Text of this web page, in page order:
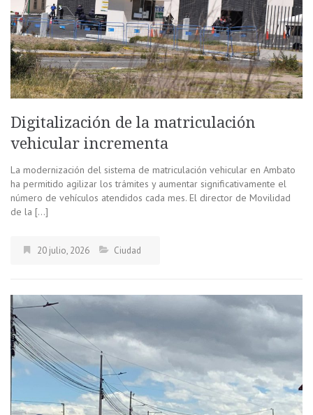
Digitalización de la matriculación
vehicular incrementa
La modernización del sistema de matriculación vehicular en Ambato
ha permitido agilizar los trámites y aumentar significativamente el
número de vehículos atendidos cada mes. El director de Movilidad
de la […]
20 julio, 2026 Ciudad